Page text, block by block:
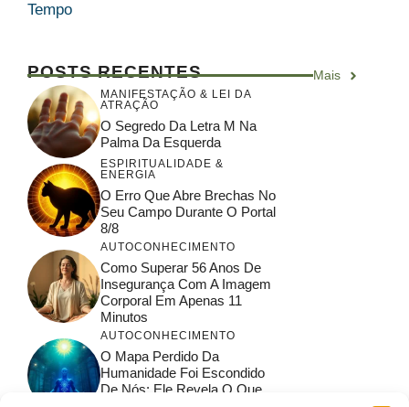
Tempo
POSTS RECENTES Mais
MANIFESTAÇÃO & LEI DA
ATRAÇÃO
O Segredo Da Letra M Na
Palma Da Esquerda
ESPIRITUALIDADE &
ENERGIA
O Erro Que Abre Brechas No
Seu Campo Durante O Portal
8/8
AUTOCONHECIMENTO
Como Superar 56 Anos De
Insegurança Com A Imagem
Corporal Em Apenas 11
Minutos
AUTOCONHECIMENTO
O Mapa Perdido Da
Humanidade Foi Escondido
De Nós: Ele Revela O Que